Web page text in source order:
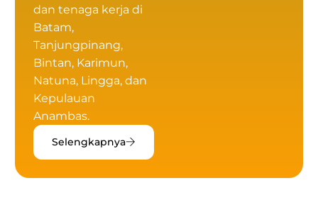
dan tenaga kerja di
Batam,
Tanjungpinang,
Bintan, Karimun,
Natuna, Lingga, dan
Kepulauan
Anambas.
Selengkapnya